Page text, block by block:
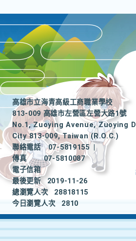
高雄市立海青高級工商職業學校
813-009 高雄市左營區左營大路1號
No.1, Zuoying Avenue, Zuoying
City 813-009, Taiwan (R.O.C.)
聯絡電話
07-5819155
|
傳真
07-5810087
電子信箱
最後更新
2019-11-26
總瀏覽人次
28818115
今日瀏覽人次
2810